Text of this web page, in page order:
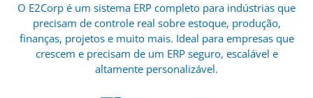
O E2Corp é um sistema ERP completo para indústrias que
precisam de controle real sobre estoque, produção,
finanças, projetos e muito mais. Ideal para empresas que
crescem e precisam de um ERP seguro, escalável e
altamente personalizável.